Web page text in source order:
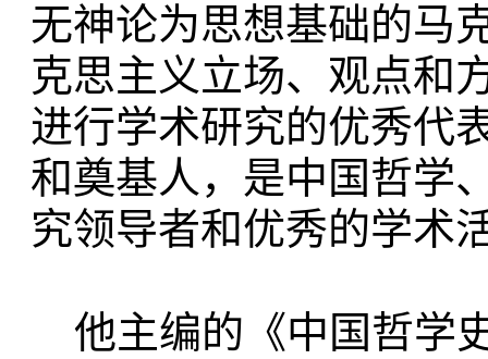
无神论为思想基础的马
克思主义立场、观点和
进行学术研究的优秀代
和奠基人，是中国哲学
究领导者和优秀的学
他主编的《中国哲学